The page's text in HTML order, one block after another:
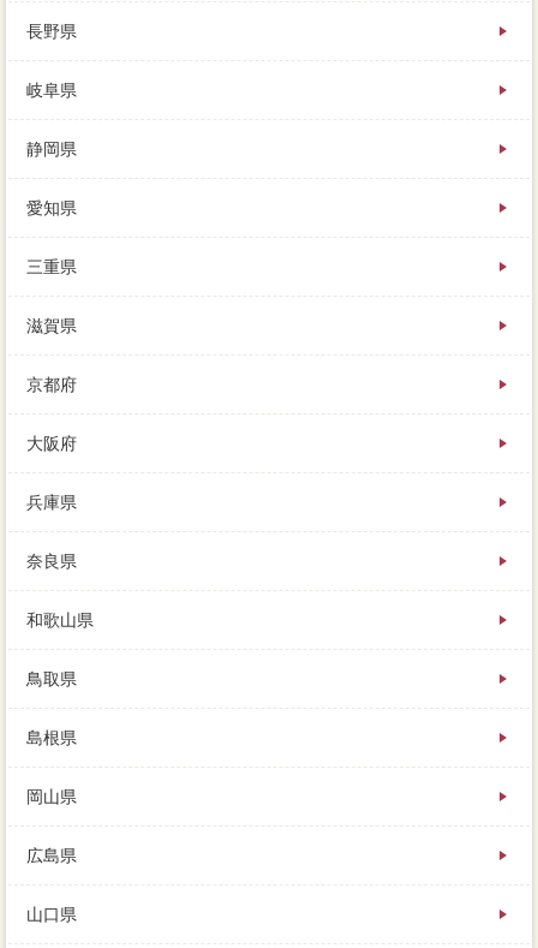
長野県
岐阜県
静岡県
愛知県
三重県
滋賀県
京都府
大阪府
兵庫県
奈良県
和歌山県
鳥取県
島根県
岡山県
広島県
山口県